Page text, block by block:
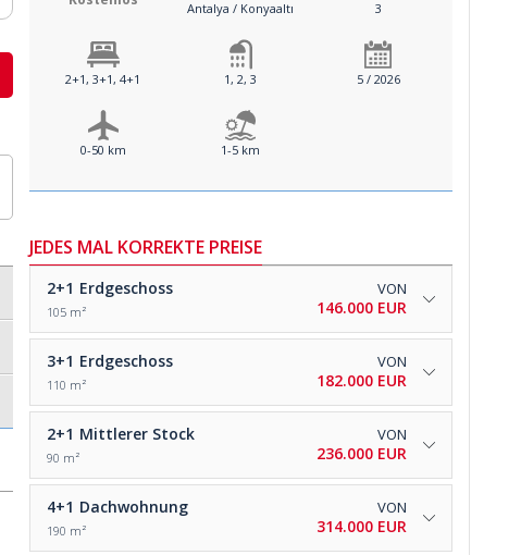
Antalya / Konyaaltı 3
2+1, 3+1, 4+1 1, 2, 3 5 / 2026
0-50 km 1-5 km
JEDES MAL KORREKTE PREISE
2+1 Erdgeschoss
105 m²
VON
146.000 EUR
3+1 Erdgeschoss
110 m²
VON
182.000 EUR
2+1 Mittlerer Stock
90 m²
VON
236.000 EUR
4+1 Dachwohnung
190 m²
VON
314.000 EUR